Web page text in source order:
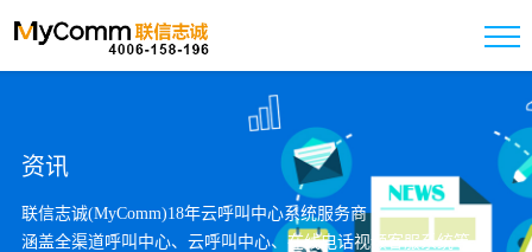
资讯
联信志诚(MyComm)18年云呼叫中心系统服务商
涵盖全渠道呼叫中心、云呼叫中心、在线电话视频客服系统等